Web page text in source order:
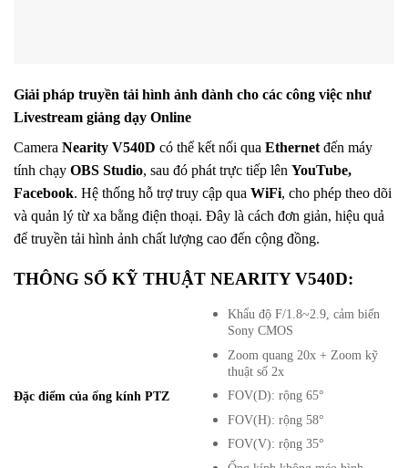
Giải pháp truyền tải hình ảnh dành cho các công việc như
Livestream giảng dạy Online
Camera Nearity V540D có thể kết nối qua Ethernet đến máy
tính chạy OBS Studio, sau đó phát trực tiếp lên YouTube,
Facebook. Hệ thống hỗ trợ truy cập qua WiFi, cho phép theo dõi
và quản lý từ xa bằng điện thoại. Đây là cách đơn giản, hiệu quả
để truyền tải hình ảnh chất lượng cao đến cộng đồng.
THÔNG SỐ KỸ THUẬT NEARITY V540D:
Đặc điểm của ống kính PTZ
Khẩu độ F/1.8~2.9, cảm biến
Sony CMOS
Zoom quang 20x + Zoom kỹ
thuật số 2x
FOV(D): rộng 65°
FOV(H): rộng 58°
FOV(V): rộng 35°